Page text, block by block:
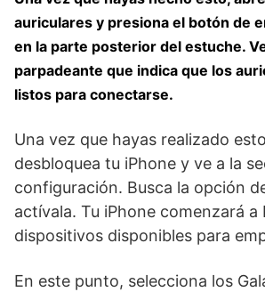
auriculares y ⁤presiona el botón de
en ⁢la parte posterior del estuche.
parpadeante que indica que⁢ los
listos para conectarse.
Una vez que hayas realizado
desbloquea tu⁣ iPhone ​y ve a la
configuración. Busca la opción
actívala. Tu iPhone comenzará a
dispositivos disponibles para
En este⁢ punto,‍ selecciona ‍los